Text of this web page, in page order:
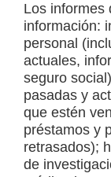
Los informes
información:
personal
actuales,
seguro
pasadas y
que estén
préstamos y
retrasados);
de